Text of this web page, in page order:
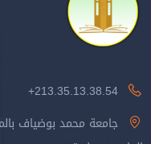
213.35.13.38.54+
جامعة محمد بوضياف